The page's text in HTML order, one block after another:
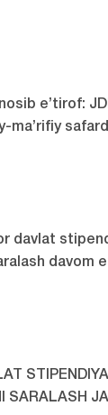
e’tirof:
ma’rifiy
davlat
davom
SARALASH